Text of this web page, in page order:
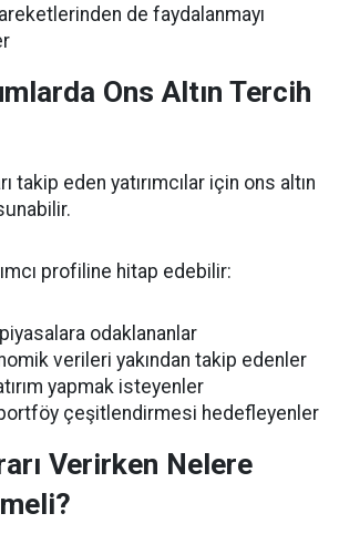
de faydalanmayı
Ons Altın Tercih
takip eden yatırımcılar için ons altın
profiline hitap edebilir:
odaklananlar
verileri yakından takip edenler
yapmak isteyenler
çeşitlendirmesi hedefleyenler
Verirken Nelere